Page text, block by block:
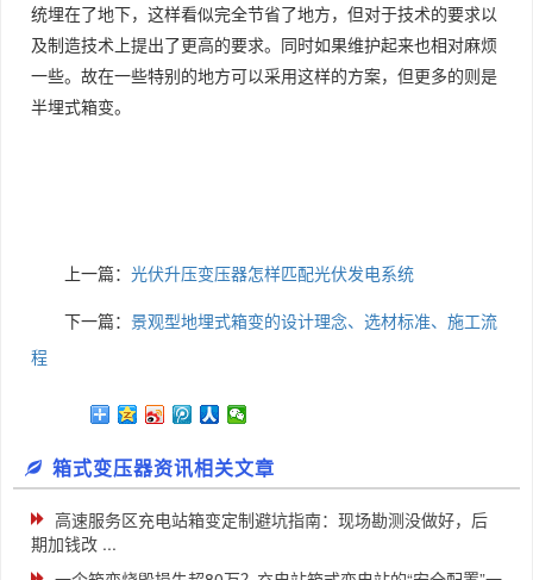
统埋在了地下，这样看似完全节省了地方，但对于技术的要求以
及制造技术上提出了更高的要求。同时如果维护起来也相对麻烦
一些。故在一些特别的地方可以采用这样的方案，但更多的则是
半埋式箱变。
上一篇： 光伏升压变压器怎样匹配光伏发电系统
下一篇： 景观型地埋式箱变的设计理念、选材标准、施工流
程
箱式变压器资讯相关文章
高速服务区充电站箱变定制避坑指南：现场勘测没做好，后
期加钱改 ...